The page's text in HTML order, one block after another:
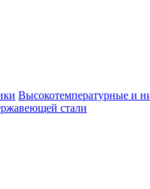
Высокотемпературные и
стали